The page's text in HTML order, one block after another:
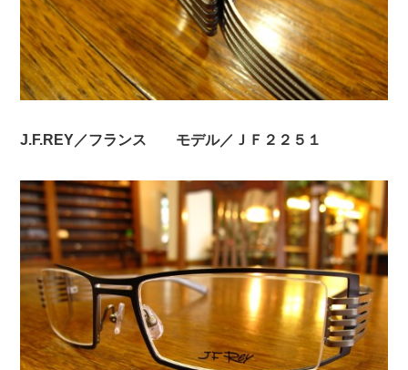
J.F.REY／フランス モデル／ＪＦ２２５１